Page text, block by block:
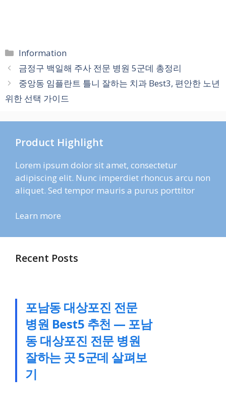
카
테
고
리
Information
금정구 백일해 주사 전문 병원 5군데 총정리
중앙동 임플란트 틀니 잘하는 치과 Best3, 편안한 노년
위한 선택 가이드
Product Highlight
Lorem ipsum dolor sit amet, consectetur
adipiscing elit. Nunc imperdiet rhoncus arcu non
aliquet. Sed tempor mauris a purus porttitor
Learn more
Recent Posts
포남동 대상포진 전문
병원 Best5 추천 — 포남
동 대상포진 전문 병원
잘하는 곳 5군데 살펴보
기